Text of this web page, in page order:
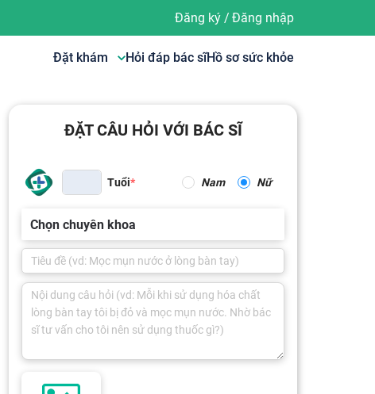
Đăng ký/ Đăng nhập
Đặt khám Hỏi đáp bác sĩHồ sơ sức khỏe
ĐẶT CÂU HỎI VỚI BÁC SĨ
Tuổi Nam Nữ
Chọn chuyên khoa